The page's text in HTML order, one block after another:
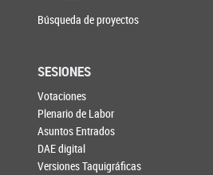
Búsqueda de proyectos
SESIONES
Votaciones
Plenario de Labor
Asuntos Entrados
DAE digital
Versiones Taquigráficas